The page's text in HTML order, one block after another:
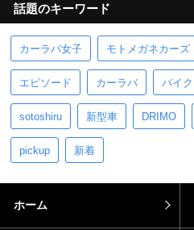
話題のキーワード
カーラバ女子 モトメガネカーズ
エピソード カーラバ バイク
sotoshiru 新型車 DRIMO
pickup 新着
ホーム